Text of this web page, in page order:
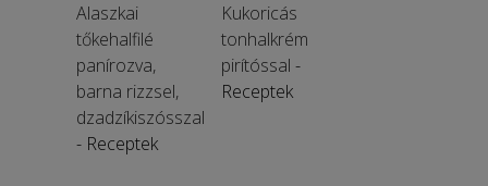
Alaszkai
tőkehalfilé
panírozva,
barna rizzsel,
dzadzíkiszósszal
- Receptek
Kukoricás
tonhalkrém
pirítóssal -
Receptek